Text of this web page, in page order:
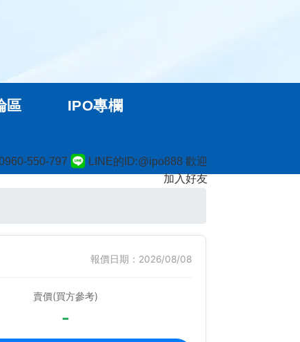
550-797
LINE的ID:@ipo888 歡迎
加入好友
區 IPO專欄
報價日期：2026/08/08
賣價(買方參考)
-